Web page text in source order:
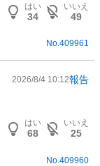
はい
34
いいえ
49
No.409961
2026/8/4 10:12報告
はい
68
いいえ
25
No. 409960